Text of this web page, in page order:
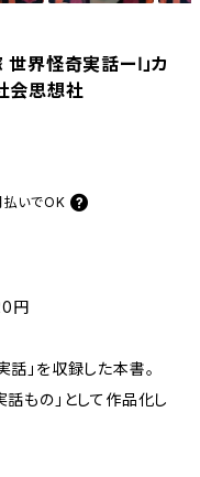
界怪奇実話ーⅠ」カ
会思想社
払いでOK
円
」を収録した本書。
もの」として作品化し